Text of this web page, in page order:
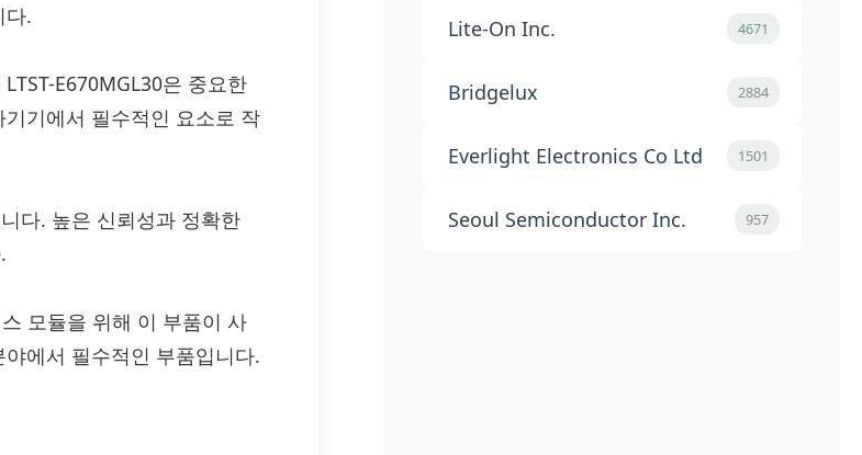
다.
E670MGL30은 중요한
기에서 필수적인 요소로 작
다. 높은 신뢰성과 정확한
모듈을 위해 이 부품이 사
에서 필수적인 부품입니다.
Lite-On Inc. 4671
Bridgelux 2884
Everlight Electronics Co Ltd 1501
Seoul Semiconductor Inc. 957